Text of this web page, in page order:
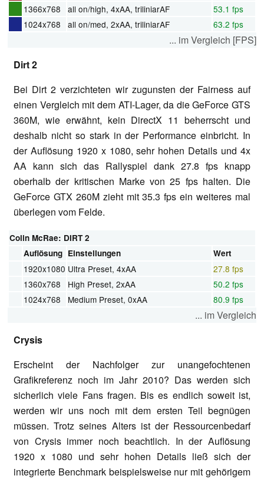
1366x768
all on/high, 4xAA, triliniarAF
53.1 fps
1024x768
all on/med, 2xAA, triliniarAF 63.2 fps
... im Vergleich [FPS]
Dirt 2
Bei Dirt 2 verzichteten wir zugunsten der Fairness auf
einen Vergleich mit dem ATI-Lager, da die GeForce GTS
360M, wie erwähnt, kein DirectX 11 beherrscht und
deshalb nicht so stark in der Performance einbricht. In
der Auflösung 1920 x 1080, sehr hohen Details und 4x
AA kann sich das Rallyspiel dank 27.8 fps knapp
oberhalb der kritischen Marke von 25 fps halten. Die
GeForce GTX 260M zieht mit 35.3 fps ein weiteres mal
überlegen vom Felde.
Colin McRae: DIRT 2
Auflösung Einstellungen Wert
1920x1080 Ultra Preset, 4xAA
27.8 fps
1360x768
High Preset, 2xAA
50.2 fps
1024x768
Medium Preset, 0xAA 80.9 fps
... im Vergleich
Crysis
Erscheint der Nachfolger zur unangefochtenen
Grafikreferenz noch im Jahr 2010? Das werden sich
sicherlich viele Fans fragen. Bis es endlich soweit ist,
werden wir uns noch mit dem ersten Teil begnügen
müssen. Trotz seines Alters ist der Ressourcenbedarf
von Crysis immer noch beachtlich. In der Auflösung
1920 x 1080 und sehr hohen Details ließ sich der
integrierte Benchmark beispielsweise nur mit gehörigem